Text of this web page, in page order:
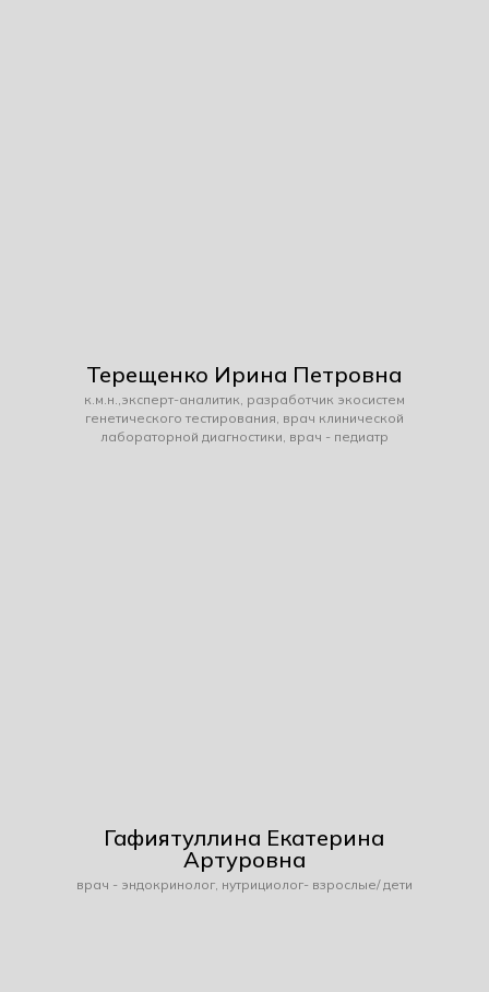
Терещенко Ирина Петровна
к.м.н.,эксперт-аналитик, разработчик экосистем
генетического тестирования, врач клинической
лабораторной диагностики, врач - педиатр
Гафиятуллина Екатерина
Артуровна
врач - эндокринолог, нутрициолог- взрослые/ дети